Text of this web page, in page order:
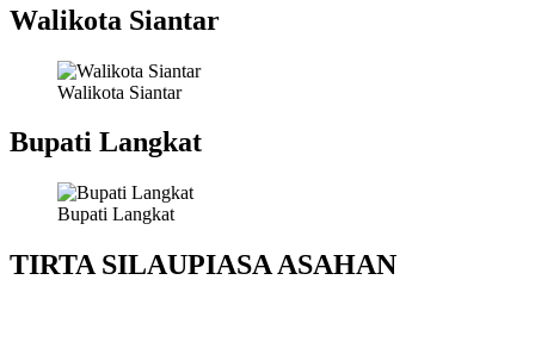
Walikota Siantar
Walikota Siantar
Bupati Langkat
Bupati Langkat
TIRTA SILAUPIASA ASAHAN